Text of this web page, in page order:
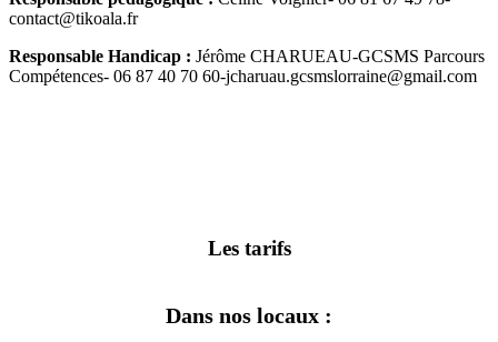
contact@tikoala.fr
Responsable Handicap : Jérôme CHARUEAU-GCSMS Parcours
Compétences- 06 87 40 70 60-jcharuau.gcsmslorraine@gmail.com
Les tarifs
Dans nos locaux :